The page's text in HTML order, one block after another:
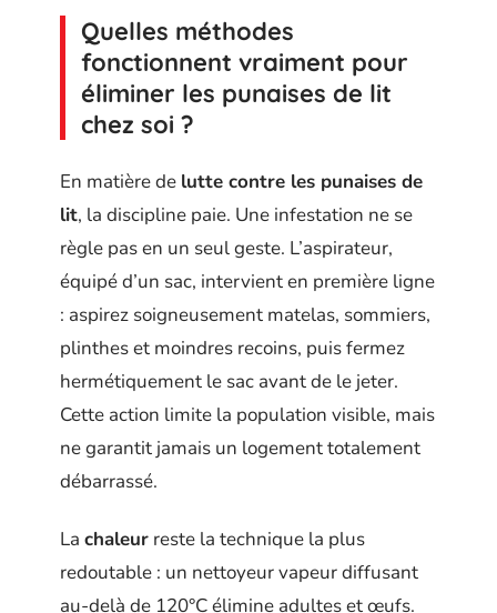
Quelles méthodes
fonctionnent vraiment pour
éliminer les punaises de lit
chez soi ?
En matière de lutte contre les punaises de
lit, la discipline paie. Une infestation ne se
règle pas en un seul geste. L’aspirateur,
équipé d’un sac, intervient en première ligne
: aspirez soigneusement matelas, sommiers,
plinthes et moindres recoins, puis fermez
hermétiquement le sac avant de le jeter.
Cette action limite la population visible, mais
ne garantit jamais un logement totalement
débarrassé.
La chaleur reste la technique la plus
redoutable : un nettoyeur vapeur diffusant
au-delà de 120°C élimine adultes et œufs.